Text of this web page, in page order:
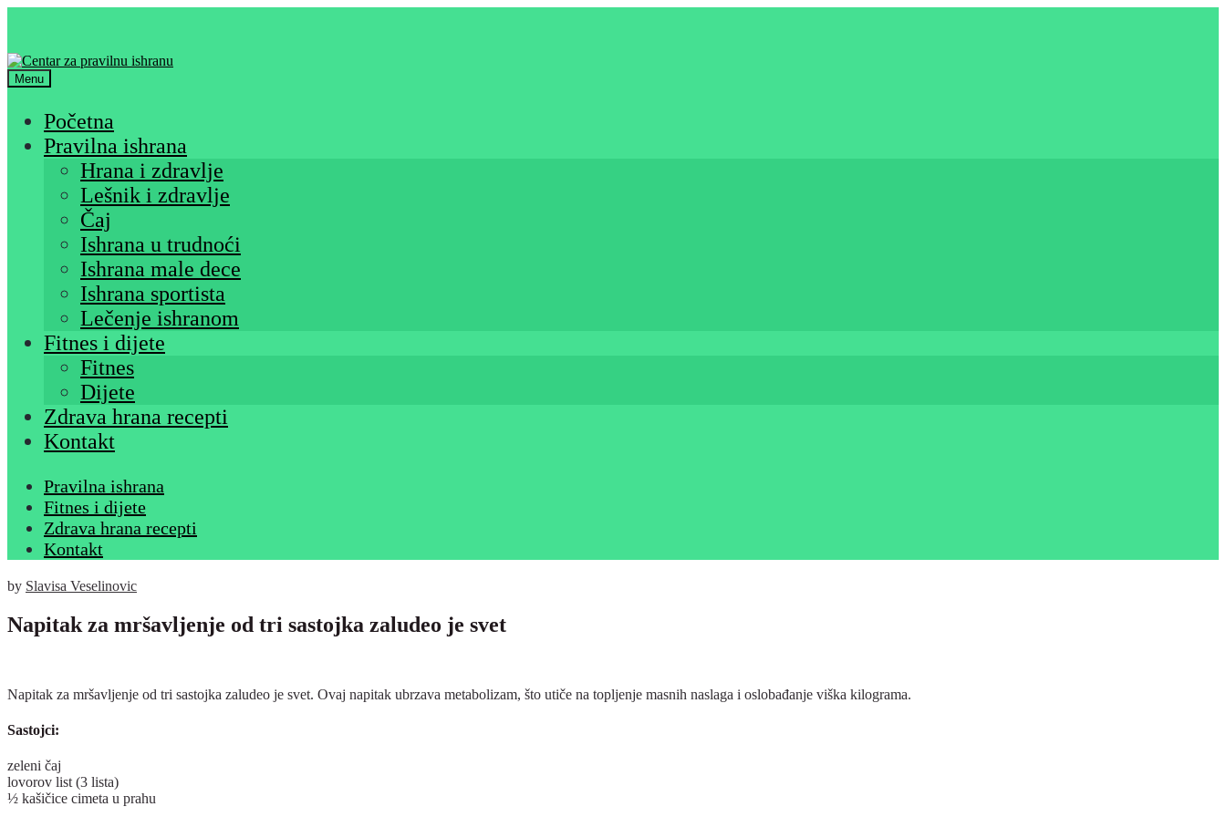
Menu
Početna
Pravilna ishrana
Hrana i zdravlje
Lešnik i zdravlje
Čaj
Ishrana u trudnoći
Ishrana male dece
Ishrana sportista
Lečenje ishranom
Fitnes i dijete
Fitnes
Dijete
Zdrava hrana recepti
Kontakt
Pravilna ishrana
Fitnes i dijete
Zdrava hrana recepti
Kontakt
by Slavisa Veselinovic
Napitak za mršavljenje od tri sastojka zaludeo je svet
Napitak za mršavljenje od tri sastojka zaludeo je svet. Ovaj napitak ubrzava metabolizam, što utiče na topljenje masnih naslaga i oslobađanje viška kilograma.
Sastojci:
zeleni čaj
lovorov list (3 lista)
½ kašičice cimeta u prahu